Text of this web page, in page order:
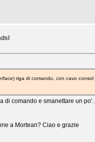
riga di comando, con cavo
comando e smanettare un
a Mortean? Ciao e grazie